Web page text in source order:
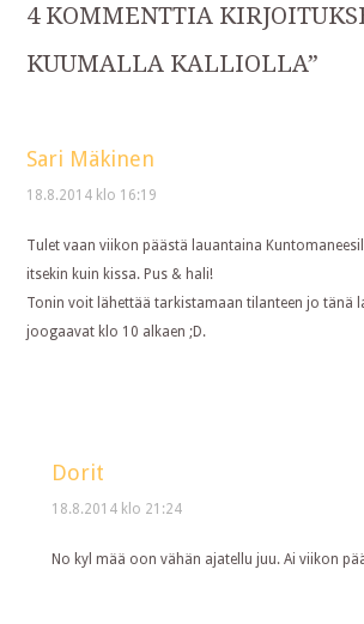
navigation
4 KOMMENTTIA
KUUMALLA KALLIOLLA”
Sari Mäkinen
18.8.2014 klo 16:19
Tulet vaan viikon päästä lauantaina
itsekin kuin kissa. Pus & hali!
Tonin voit lähettää tarkistamaan tilanteen jo tänä
joogaavat klo 10 alkaen ;D.
Dorit
18.8.2014 klo 21:24
No kyl mää oon vähän ajatellu juu. Ai viikon